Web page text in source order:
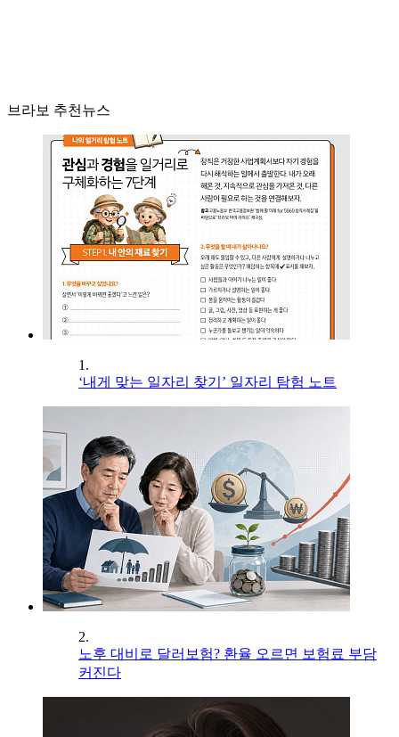
브라보 추천뉴스
1.
‘내게 맞는 일자리 찾기’ 일자리 탐험 노트
2.
노후 대비로 달러보험? 환율 오르면 보험료 부담
커진다